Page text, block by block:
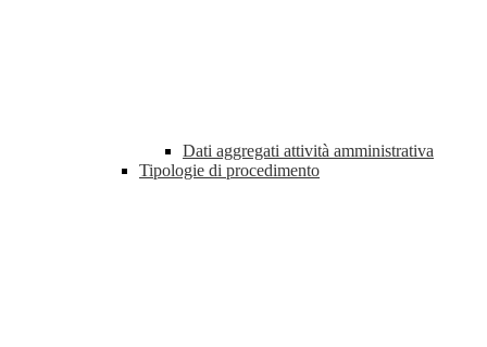
Dati aggregati attività amministrativa
Tipologie di procedimento